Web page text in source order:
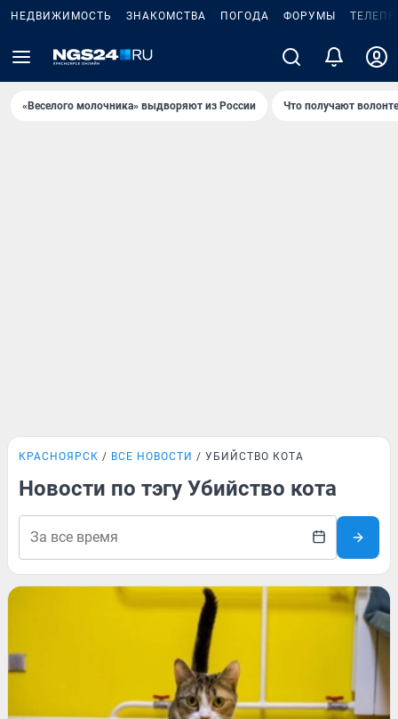
НЕДВИЖИМОСТЬ ЗНАКОМСТВА ПОГОДА ФОРУМЫ
«Веселого молочника» выдворяют из России Что получают
КРАСНОЯРСК ВСЕ НОВОСТИ УБИЙСТВО КОТА
Новости по тэгу Убийство кота